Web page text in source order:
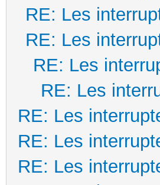
RE: Les
RE: Les
RE: Les
RE: Les
RE: Les
RE: Les
RE: Les